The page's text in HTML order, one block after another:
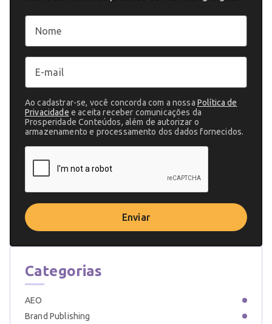
Ao cadastrar-se, você concorda com a nossa Política de
Privacidade e aceita receber comunicações da
Prosperidade Conteúdos, além de autorizar o
armazenamento e processamento dos dados fornecidos.
Enviar
Categorias
AEO
Brand Publishing